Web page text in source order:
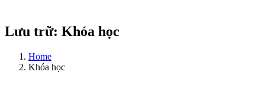
Lưu trữ: Khóa học
Home
Khóa học